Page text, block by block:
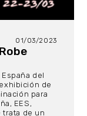
01/03/2023
del
de
para
EES,
trata de un